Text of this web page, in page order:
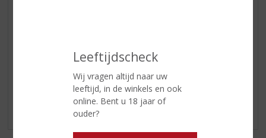
Leeftijdscheck
Wij vragen altijd naar uw
leeftijd, in de winkels en ook
online. Bent u 18 jaar of
ouder?
Reviews
Schrijf een review
Er zijn nog geen reviews geplaatst voor dit product